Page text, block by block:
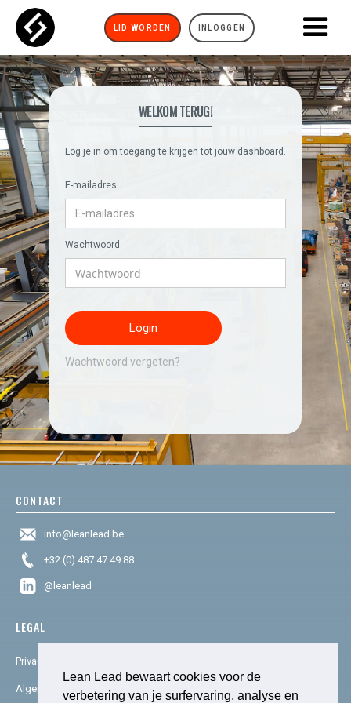
Lean Lead bewaart cookies voor de
verbetering van je surfervaring, analyse en
LID WORDEN INLOGGEN
WELKOM TERUG!
Log je in om toegang te krijgen tot jouw dashboard.
E-mailadres
Wachtwoord
Wachtwoord vergeten?
CONTACT
info@leanlead.be
+32 (0) 487 47 49 88
@leanlead
LEGAL
Privacy & cookies
Algemene voorwaarden